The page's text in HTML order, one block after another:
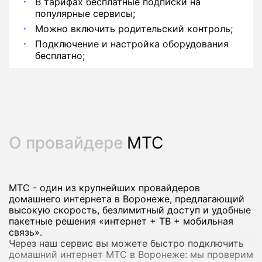
популярные сервисы;
Можно включить родительский контроль;
Подключение и настройка оборудования
бесплатно;
О провайдере МТС
МТС - один из крупнейших провайдеров
домашнего интернета в Воронеже, предлагающий
высокую скорость, безлимитный доступ и удобные
пакетные решения «интернет + ТВ + мобильная
связь».
Через наш сервис вы можете быстро подключить
домашний интернет МТС в Воронеже: мы проверим